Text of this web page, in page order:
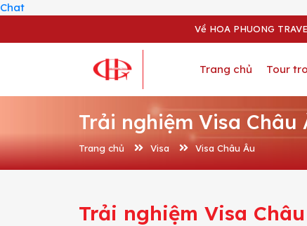
Chat
Về HOA PHUONG
Trang chủ Tour
Trải nghiệm Visa Châu
Trang chủ Visa Visa Châu Âu
Trải nghiệm Visa